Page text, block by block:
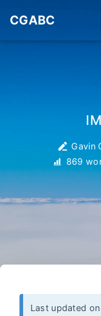
CGABC
Gavin
869
Last updated